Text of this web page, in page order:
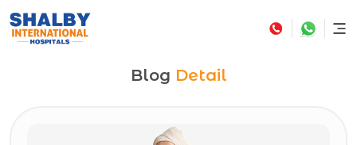
Blog Detail